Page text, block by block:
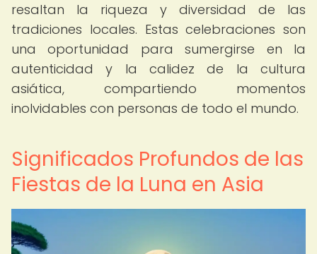
resaltan la riqueza y diversidad de las
tradiciones locales. Estas celebraciones son
una oportunidad para sumergirse en la
autenticidad y la calidez de la cultura
asiática, compartiendo momentos
inolvidables con personas de todo el mundo.
Significados Profundos de las
Fiestas de la Luna en Asia